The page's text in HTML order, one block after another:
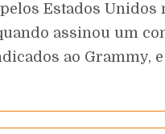
Estados Unidos
assinou um
ao Grammy,